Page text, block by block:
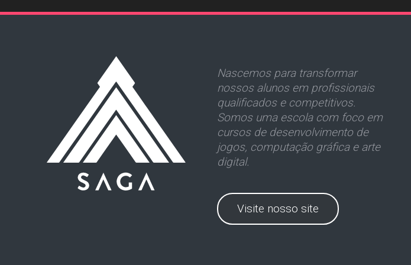
Nascemos para transformar
nossos alunos em profissionais
qualificados e competitivos.
Somos uma escola com foco em
cursos de desenvolvimento de
jogos, computação gráfica e arte
digital.
Visite nosso site